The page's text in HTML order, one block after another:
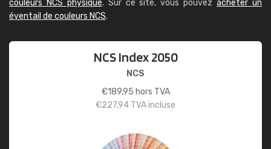
couleurs NCS physique. Sur ce site, vous pouvezacheter un
éventail de couleurs NCS.
NCS Index 2050
NCS
€189,95 hors TVA
€227,94 TVA incluse